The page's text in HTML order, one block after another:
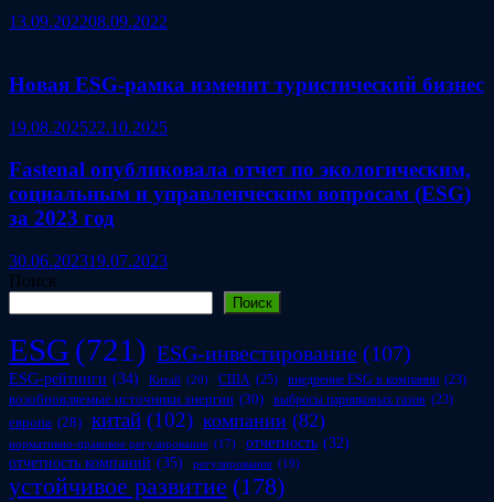
13.09.202208.09.2022
Новая ESG-рамка изменит туристический бизнес
19.08.202522.10.2025
Fastenal опубликовала отчет по экологическим,
социальным и управленческим вопросам (ESG)
за 2023 год
30.06.202319.07.2023
Поиск
Поиск
ESG (721) ESG-инвестирование (107)
ESG-рейтинги (34) Китай (20) США (25) внедрение ESG в компании (23)
возобновляемые источники энергии (30) выбросы парниковых газов (23)
европа (28) китай (102) компании (82)
нормативно-правовое регулирование (17) отчетность (32)
отчетность компаний (35) регулирование (19)
устойчивое развитие (178)